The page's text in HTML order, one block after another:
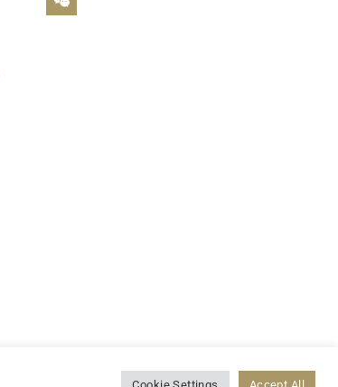
Cookie Settings Accept All